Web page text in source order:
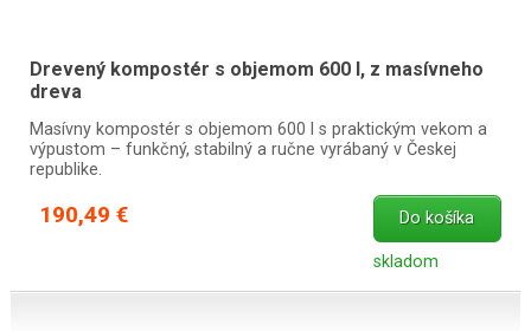
Drevený kompostér s objemom 600 l, z masívneho
dreva
Masívny kompostér s objemom 600 l s praktickým vekom a
výpustom – funkčný, stabilný a ručne vyrábaný v Českej
republike.
190,49 € Do košíka
skladom